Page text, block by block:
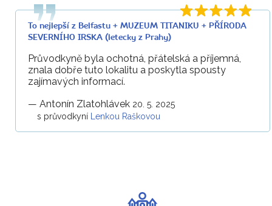
To nejlepší z Belfastu + MUZEUM TITANIKU + PŘÍRODA
SEVERNÍHO IRSKA (letecky z Prahy)
Průvodkyně byla ochotná, přátelská a příjemná,
znala dobře tuto lokalitu a poskytla spousty
zajímavých informací.
— Antonín Zlatohlávek 20. 5. 2025
s průvodkyní
Lenkou Raškovou